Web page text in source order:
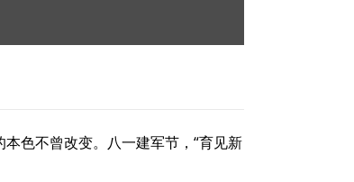
色不曾改变。八一建军节，“育见新